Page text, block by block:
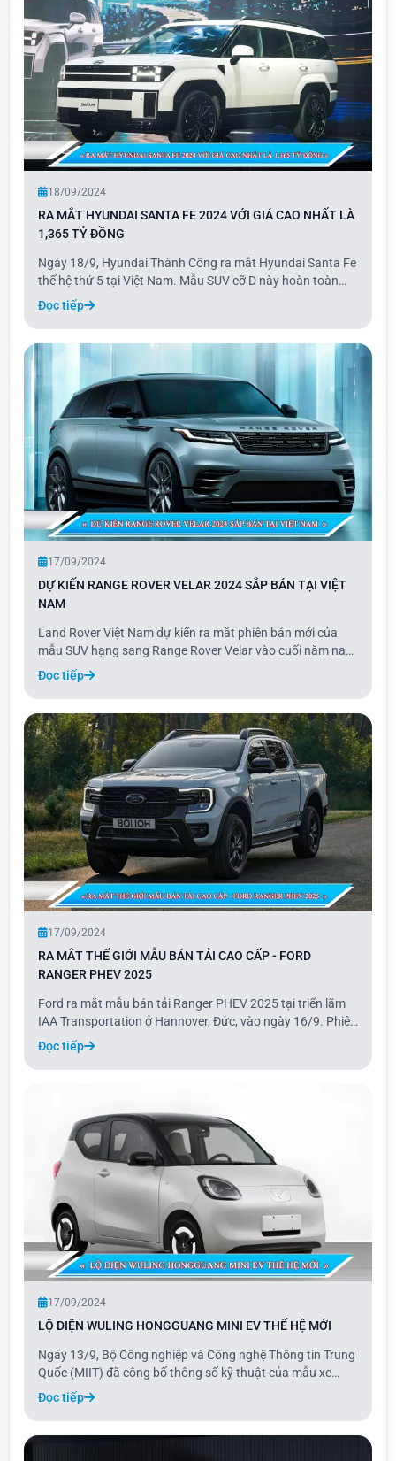
18/09/2024
RA MẮT HYUNDAI SANTA FE 2024 VỚI GIÁ CAO NHẤT LÀ
1,365 TỶ ĐỒNG
Ngày 18/9, Hyundai Thành Công ra mắt Hyundai Santa Fe
thế hệ thứ 5 tại Việt Nam. Mẫu SUV cỡ D này hoàn toàn
mới về thiết kế, trang bị và động cơ, không còn liên hệ với
các thế hệ trước. Santa Fe mới có 5 phiên bản từ thấp đến
cao, bao gồm: Exclusive, Pres
Đọc tiếp
17/09/2024
DỰ KIẾN RANGE ROVER VELAR 2024 SẮP BÁN TẠI VIỆT
NAM
Land Rover Việt Nam dự kiến ra mắt phiên bản mới của
mẫu SUV hạng sang Range Rover Velar vào cuối năm nay,
tuy nhiên thời gian cụ thể chưa được tiết lộ. Velar 2024 sẽ
có ba phiên bản gồm S, Dynamic SE, và Dynamic HSE.
Ngoài ra, khách hàng còn có thể tùy c
Đọc tiếp
17/09/2024
RA MẮT THẾ GIỚI MẪU BÁN TẢI CAO CẤP - FORD
RANGER PHEV 2025
Ford ra mắt mẫu bán tải Ranger PHEV 2025 tại triển lãm
IAA Transportation ở Hannover, Đức, vào ngày 16/9. Phiên
bản plug-in hybrid này có tổng công suất 275 mã lực và
phạm vi hoạt động 45 km ở chế độ thuần điện. Ranger
PHEV vẫn giữ nguyên khả năng kéo, tả
Đọc tiếp
17/09/2024
LỘ DIỆN WULING HONGGUANG MINI EV THẾ HỆ MỚI
Ngày 13/9, Bộ Công nghiệp và Công nghệ Thông tin Trung
Quốc (MIIT) đã công bố thông số kỹ thuật của mẫu xe
Wuling Hongguang Mini EV thế hệ mới. Theo đó, xe có kích
thước dài 3.256 mm, rộng 1.510 mm và cao 1.578 mm, với
trục cơ sở 2.190 mm, lớn hơn so với
Đọc tiếp